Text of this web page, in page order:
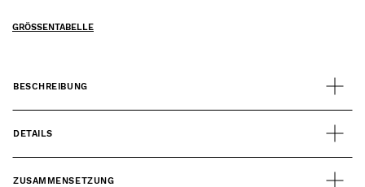
GRÖSSENTABELLE
BESCHREIBUNG
DETAILS
ZUSAMMENSETZUNG